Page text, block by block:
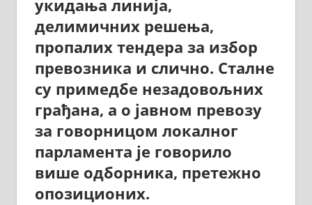
укидања линија,
делимичних решења,
пропалих тендера за избор
превозника и слично. Сталне
су примедбе незадовољних
грађана, а о јавном превозу
за говорницом локалног
парламента је говорило
више одборника, претежно
опозиционих.